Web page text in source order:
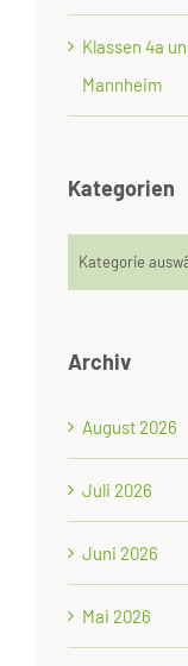
Klassen 4a
Mannheim
Kategorien
Kategorien
Archiv
August 2026
Juli 2026
Juni 2026
Mai 2026